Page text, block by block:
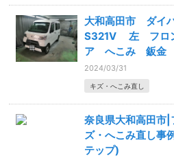
大和高田市 ダイ
S321V 左 フロ
ア へこみ 鈑金
2024/03/31
キズ・へこみ直し
奈良県大和高田市
ズ・へこみ直し
テップ)